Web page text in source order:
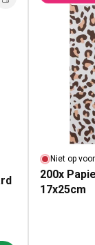
Niet op
200x
17x25cm